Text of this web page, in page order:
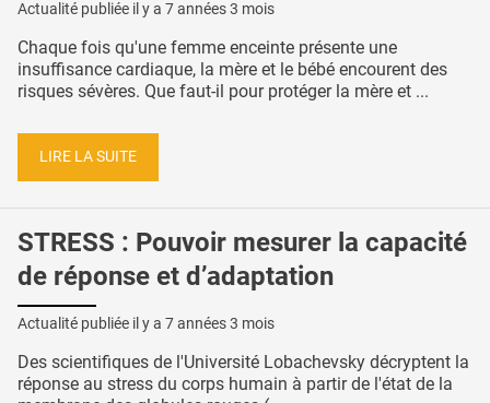
Actualité publiée il y a 7 années 3 mois
Chaque fois qu'une femme enceinte présente une
insuffisance cardiaque, la mère et le bébé encourent des
risques sévères. Que faut-il pour protéger la mère et ...
LIRE LA SUITE
STRESS : Pouvoir mesurer la capacité
de réponse et d’adaptation
Actualité publiée il y a 7 années 3 mois
Des scientifiques de l'Université Lobachevsky décryptent la
réponse au stress du corps humain à partir de l'état de la